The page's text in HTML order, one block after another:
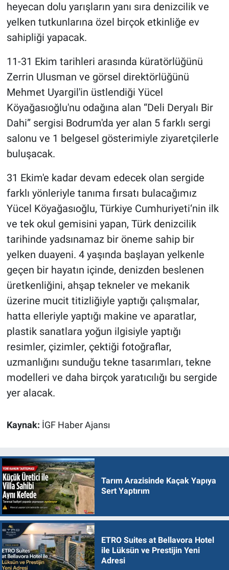
heyecan dolu yarışların yanı sıra denizcilik ve
yelken tutkunlarına özel birçok etkinliğe ev
sahipliği yapacak.
11-31 Ekim tarihleri arasında küratörlüğünü
Zerrin Ulusman ve görsel direktörlüğünü
Mehmet Uyargil'in üstlendiği Yücel
Köyağasıoğlu'nu odağına alan “Deli Deryalı Bir
Dahi” sergisi Bodrum'da yer alan 5 farklı sergi
salonu ve 1 belgesel gösterimiyle ziyaretçilerle
buluşacak.
31 Ekim'e kadar devam edecek olan sergide
farklı yönleriyle tanıma fırsatı bulacağımız
Yücel Köyağasıoğlu, Türkiye Cumhuriyeti‘nin ilk
ve tek okul gemisini yapan, Türk denizcilik
tarihinde yadsınamaz bir öneme sahip bir
yelken duayeni. 4 yaşında başlayan yelkenle
geçen bir hayatın içinde, denizden beslenen
üretkenliğini, ahşap tekneler ve mekanik
üzerine mucit titizliğiyle yaptığı çalışmalar,
hatta elleriyle yaptığı makine ve aparatlar,
plastik sanatlara yoğun ilgisiyle yaptığı
resimler, çizimler, çektiği fotoğraflar,
uzmanlığını sunduğu tekne tasarımları, tekne
modelleri ve daha birçok yaratıcılığı bu sergide
yer alacak.
Kaynak: İGF Haber Ajansı
Tarım Arazisinde Kaçak Yapıya
Sert Yaptırım
ETRO Suites at Bellavora Hotel
ile Lüksün ve Prestijin Yeni
Adresi